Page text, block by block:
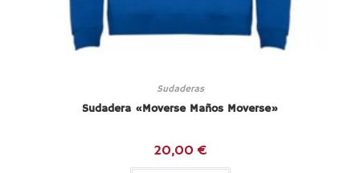
Sudaderas
Sudadera «Moverse Maños Moverse»
20,00 €